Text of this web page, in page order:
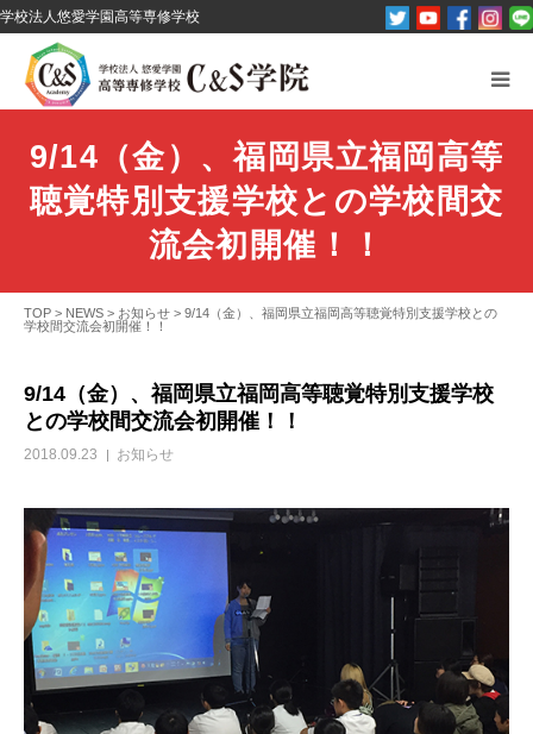
学校法人悠愛学園高等専修学校
9/14（金）、福岡県立福岡高等
聴覚特別支援学校との学校間交
流会初開催！！
TOP > NEWS > お知らせ > 9/14（金）、福岡県立福岡高等聴覚特別支援学校との
学校間交流会初開催！！
9/14（金）、福岡県立福岡高等聴覚特別支援学校
との学校間交流会初開催！！
2018.09.23 お知らせ
C&S学院とは？
オープンキャンパス
パンフレット資料請求
コース紹介